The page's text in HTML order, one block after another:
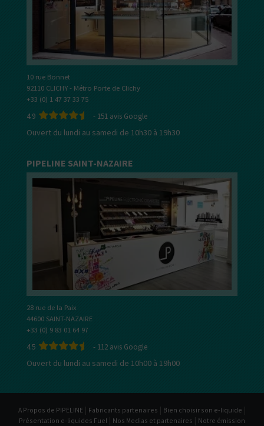
10 rue Bonnet
92110 CLICHY - Métro Porte de Clichy
+33 (0) 1 47 37 33 75
4.9 - 151 avis Google
Ouvert du lundi au samedi de 10h30 à 19h30
PIPELINE SAINT-NAZAIRE
28 rue de la Paix
44600 SAINT-NAZAIRE
+33 (0) 9 83 01 64 97
4.5 - 112 avis Google
Ouvert du lundi au samedi de 10h00 à 19h00
A Propos de PIPELINE | Fabricants partenaires | Bien choisir son e-liquide |
Présentation e-liquides Fuel | Nos Medias et partenaires | Notre émission